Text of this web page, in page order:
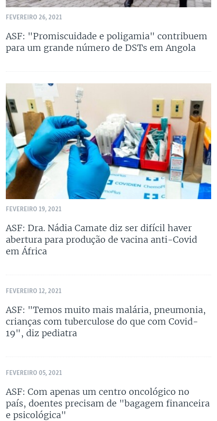
FEVEREIRO 26, 2021
ASF: "Promiscuidade e poligamia" contribuem
para um grande número de DSTs em Angola
FEVEREIRO 19, 2021
ASF: Dra. Nádia Camate diz ser difícil haver
abertura para produção de vacina anti-Covid
em África
FEVEREIRO 12, 2021
ASF: "Temos muito mais malária, pneumonia,
crianças com tuberculose do que com Covid-
19", diz pediatra
FEVEREIRO 05, 2021
ASF: Com apenas um centro oncológico no
país, doentes precisam de "bagagem financeira
e psicológica"